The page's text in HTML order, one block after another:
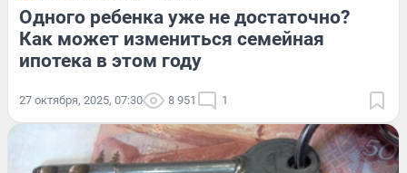
Одного ребенка уже не достаточно?
Как может измениться семейная
ипотека в этом году
27 октября, 2025, 07:30 8 951 1